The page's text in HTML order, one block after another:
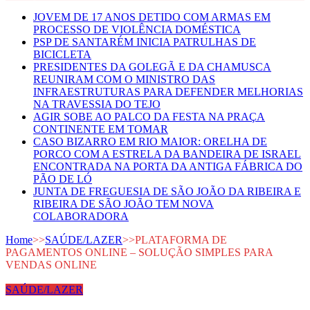
JOVEM DE 17 ANOS DETIDO COM ARMAS EM
PROCESSO DE VIOLÊNCIA DOMÉSTICA
PSP DE SANTARÉM INICIA PATRULHAS DE
BICICLETA
PRESIDENTES DA GOLEGÃ E DA CHAMUSCA
REUNIRAM COM O MINISTRO DAS
INFRAESTRUTURAS PARA DEFENDER MELHORIAS
NA TRAVESSIA DO TEJO
AGIR SOBE AO PALCO DA FESTA NA PRAÇA
CONTINENTE EM TOMAR
CASO BIZARRO EM RIO MAIOR: ORELHA DE
PORCO COM A ESTRELA DA BANDEIRA DE ISRAEL
ENCONTRADA NA PORTA DA ANTIGA FÁBRICA DO
PÃO DE LÓ
JUNTA DE FREGUESIA DE SÃO JOÃO DA RIBEIRA E
RIBEIRA DE SÃO JOÃO TEM NOVA
COLABORADORA
Home>>SAÚDE/LAZER>>PLATAFORMA DE
PAGAMENTOS ONLINE – SOLUÇÃO SIMPLES PARA
VENDAS ONLINE
SAÚDE/LAZER